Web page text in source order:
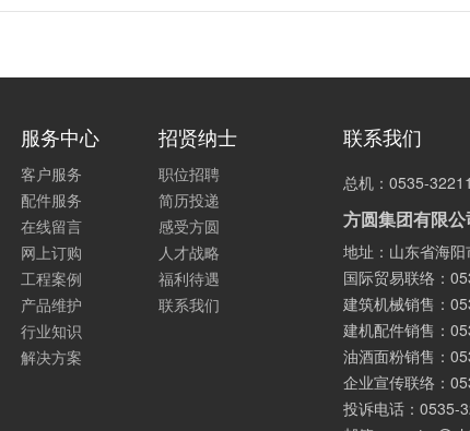
服务中心
客户服务
配件服务
在线留言
网上订购
工程案例
产品维护
行业知识
解决方案
招贤纳士
职位招聘
简历投递
感受方圆
人才战略
福利待遇
联系我们
联系我们
总机：0535-
方圆集团有限公
地址：山东省海
国际贸易联络：
建筑机械销售：
建机配件销售：
油酒面粉销售：
企业宣传联络：
投诉电话：0535-